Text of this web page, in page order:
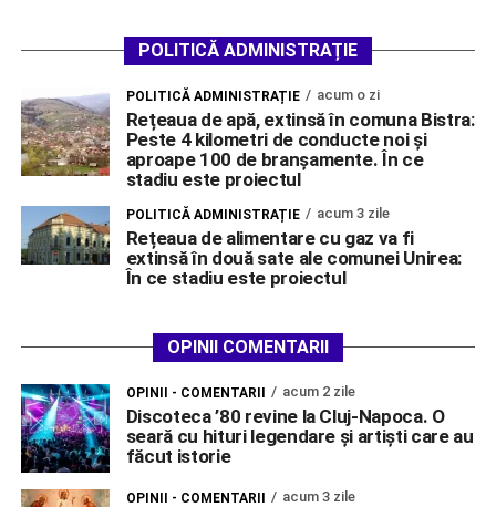
POLITICĂ ADMINISTRAȚIE
POLITICĂ ADMINISTRAȚIE acum o zi
Rețeaua de apă, extinsă în comuna Bistra:
Peste 4 kilometri de conducte noi și
aproape 100 de branșamente. În ce
stadiu este proiectul
POLITICĂ ADMINISTRAȚIE acum 3 zile
Rețeaua de alimentare cu gaz va fi
extinsă în două sate ale comunei Unirea:
În ce stadiu este proiectul
OPINII COMENTARII
OPINII - COMENTARII acum 2 zile
Discoteca ’80 revine la Cluj-Napoca. O
seară cu hituri legendare și artiști care au
făcut istorie
OPINII - COMENTARII acum 3 zile